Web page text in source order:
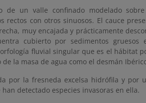
un valle confinado modelado
rectos con otros sinuosos. El cauce
muy encajada y prácticamente
cubierto por sedimentos gruesos
fluvial singular que es el hábitat
la masa de agua como el desmán
por la fresneda excelsa hidrófila y por
detectado especies invasoras en ella.